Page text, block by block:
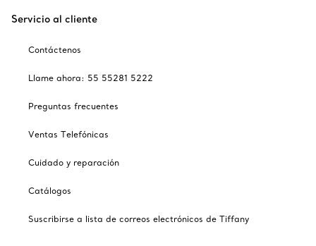
Servicio al cliente
Contáctenos
Llame ahora: 55 55281 5222
Preguntas frecuentes
Ventas Telefónicas
Cuidado y reparación
Catálogos
Suscribirse a lista de correos electrónicos de Tiffany